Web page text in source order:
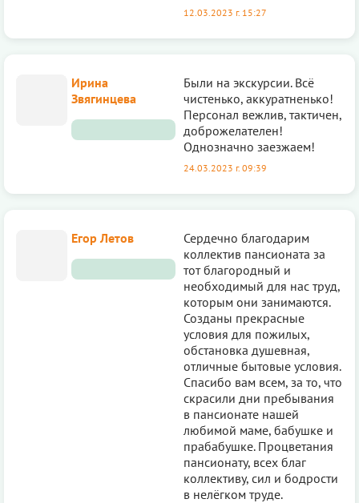
12.03.2023 г. 15:27
Ирина
Звягинцева
Были на экскурсии. Всё
чистенько, аккуратненько!
Персонал вежлив, тактичен,
доброжелателен!
Однозначно заезжаем!
24.03.2023 г. 09:39
Егор Летов
Сердечно благодарим
коллектив пансионата за
тот благородный и
необходимый для нас труд,
которым они занимаются.
Созданы прекрасные
условия для пожилых,
обстановка душевная,
отличные бытовые условия.
Спасибо вам всем, за то, что
скрасили дни пребывания
в пансионате нашей
любимой маме, бабушке и
прабабушке. Процветания
пансионату, всех благ
коллективу, сил и бодрости
в нелёгком труде.